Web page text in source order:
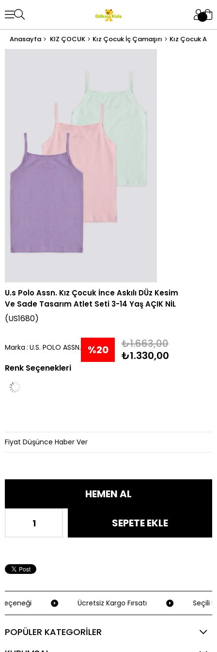
Anasayfa KIZ ÇOCUK Kız Çocuk İç Çamaşırı Kız Çocuk
U.s Polo Assn. Kız Çocuk İnce Askılı DÜz Kesim
Ve Sade Tasarım Atlet Seti 3-14 Yaş AÇIK NİL
(US1680)
Marka : U.S. POLO ASSN. %20
₺1.663,00
₺1.330,00
Renk Seçenekleri
Fiyat Düşünce Haber Ver
Ücretsiz Kargo Fırsatı Seçili
POPÜLER KATEGORİLER